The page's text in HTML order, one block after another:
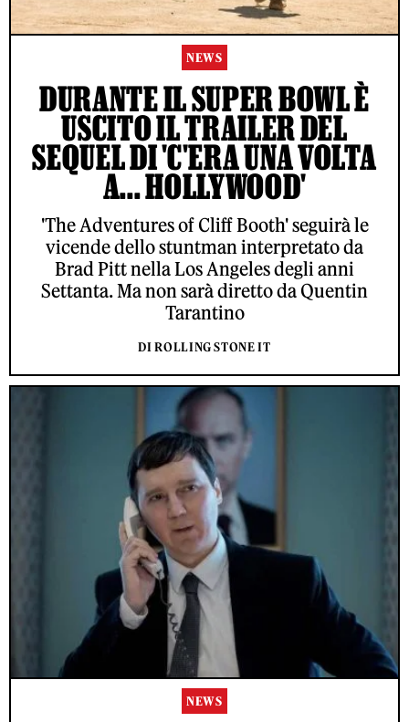
NEWS
DURANTE IL SUPER BOWL È
USCITO IL TRAILER DEL
SEQUEL DI 'C'ERA UNA VOLTA
A... HOLLYWOOD'
'The Adventures of Cliff Booth' seguirà le
vicende dello stuntman interpretato da
Brad Pitt nella Los Angeles degli anni
Settanta. Ma non sarà diretto da Quentin
Tarantino
DI ROLLING STONE IT
NEWS